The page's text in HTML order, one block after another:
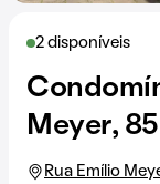
2 disponíveis
Meyer, 85
Rua Emílio